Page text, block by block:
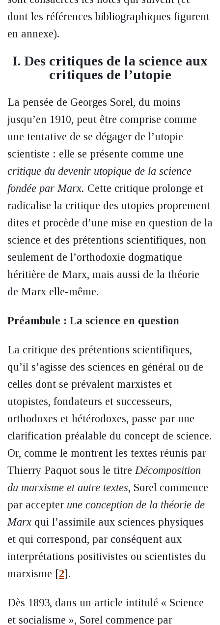
dont les références bibliographiques figurent
en annexe).
I. Des critiques de la science aux
critiques de l’utopie
La pensée de Georges Sorel, du moins
jusqu’en 1910, peut être comprise comme
une tentative de se dégager de l’utopie
scientiste : elle se présente comme une
critique du devenir utopique de la science
fondée par Marx. Cette critique prolonge et
radicalise la critique des utopies proprement
dites et procède d’une mise en question de la
science et des prétentions scientifiques, non
seulement de l’orthodoxie dogmatique
héritière de Marx, mais aussi de la théorie
de Marx elle-même.
Préambule : La science en question
La critique des prétentions scientifiques,
qu’il s’agisse des sciences en général ou de
celles dont se prévalent marxistes et
utopistes, fondateurs et successeurs,
orthodoxes et hétérodoxes, passe par une
clarification préalable du concept de science.
Or, comme le montrent les textes réunis par
Thierry Paquot sous le titreDécomposition
du marxisme et autre textes, Sorel commence
par accepter une conception de la théorie de
Marx qui l’assimile aux sciences physiques
et qui correspond, par conséquent aux
interprétations positivistes ou scientistes du
marxisme [2].
Dès 1893, dans un article intitulé « Science
et socialisme », Sorel commence par